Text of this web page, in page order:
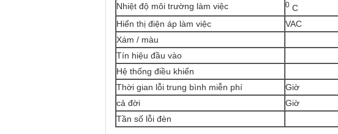
Nhiệt độ môi trường làm việc
0 C
Hiển thị điện áp làm việc
VAC
Xám / màu
Tín hiệu đầu vào
Hệ thống điều khiển
Thời gian lỗi trung bình miễn phí
Giờ
cả đời
Giờ
Tần số lỗi đèn